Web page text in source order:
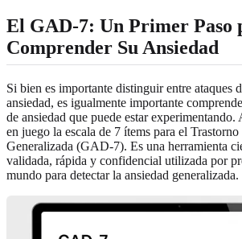
El GAD-7: Un Primer Paso
Comprender Su Ansiedad
Si bien es importante distinguir entre ataques
ansiedad, es igualmente importante
de ansiedad que puede estar experimentando.
en juego la escala de 7 ítems para el
Generalizada (GAD-7). Es una herramienta
validada, rápida y confidencial utilizada por
mundo para detectar la ansiedad generalizada.